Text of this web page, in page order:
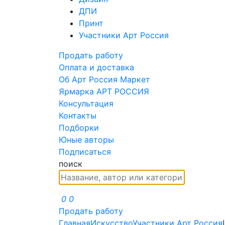
ДПИ
Принт
Участники Арт Россия
Продать работу
Оплата и доставка
Об Арт Россия Маркет
Ярмарка АРТ РОССИЯ
Консультация
Контакты
Подборки
Юные авторы
Подписаться
поиск
0 0
Продать работу
ГлавнаяИскусствоУчастники Арт Россия